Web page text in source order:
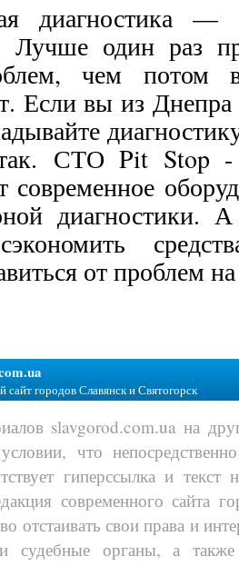
диагностика
Лучше один раз
чем потом
Если вы из Днепра
СТО Pit Stop -
современное
диагностики.
от проблем
городов Славянск и Святогорск
slavgorod.com.ua на
что
гиперссылка и
современного сайта
отстаивать свои права и
и судебные органы, а